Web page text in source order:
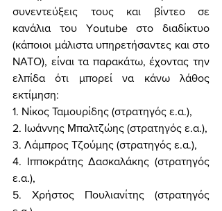
συνεντεύξεις τους και βίντεο σε
κανάλια του Youtube στο διαδίκτυο
(κάποιοι μάλιστα υπηρετήσαντες και στο
ΝΑΤΟ), είναι τα παρακάτω, έχοντας την
ελπίδα ότι μπορεί να κάνω λάθος
εκτίμηση:
1. Νίκος Ταμουρίδης (στρατηγός ε.α.),
2. Ιωάννης Μπαλτζώης (στρατηγός ε.α.),
3. Λάμπρος Τζούμης (στρατηγός ε.α.),
4. Ιπποκράτης Δασκαλάκης (στρατηγός
ε.α.),
5. Χρήστος Πουλιανίτης (στρατηγός